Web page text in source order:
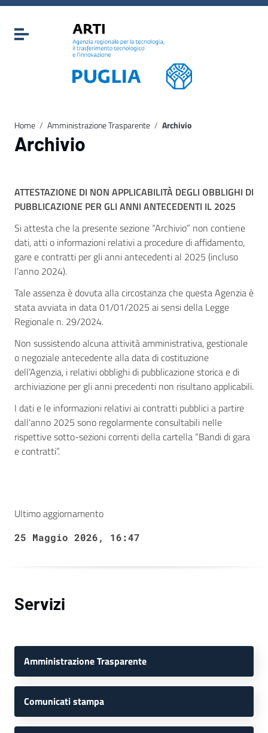
Vai ai contenuti
Vai al menu di navigazione
Vai al footer
Attiva / disattiva la navigazione
Home / Amministrazione Trasparente / Archivio
Archivio
ATTESTAZIONE DI NON APPLICABILITÀ DEGLI OBBLIGHI DI
PUBBLICAZIONE PER GLI ANNI ANTECEDENTI IL 2025
Si attesta che la presente sezione “Archivio” non contiene
dati, atti o informazioni relativi a procedure di affidamento,
gare e contratti per gli anni antecedenti al 2025 (incluso
l’anno 2024).
Tale assenza è dovuta alla circostanza che questa Agenzia è
stata avviata in data 01/01/2025 ai sensi della Legge
Regionale n. 29/2024.
Non sussistendo alcuna attività amministrativa, gestionale
o negoziale antecedente alla data di costituzione
dell’Agenzia, i relativi obblighi di pubblicazione storica e di
archiviazione per gli anni precedenti non risultano applicabili.
I dati e le informazioni relativi ai contratti pubblici a partire
dall’anno 2025 sono regolarmente consultabili nelle
rispettive sotto-sezioni correnti della cartella “Bandi di gara
e contratti”.
Ultimo aggiornamento
25 Maggio 2026, 16:47
Servizi
Amministrazione Trasparente
Comunicati stampa